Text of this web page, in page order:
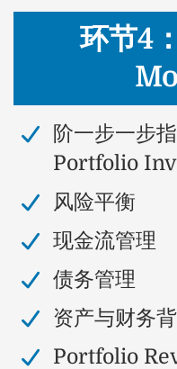
环节4
阶一步一步
Portfolio
​风险平衡
​现金流管理
​债务管理
资产与财务
​Portfolio